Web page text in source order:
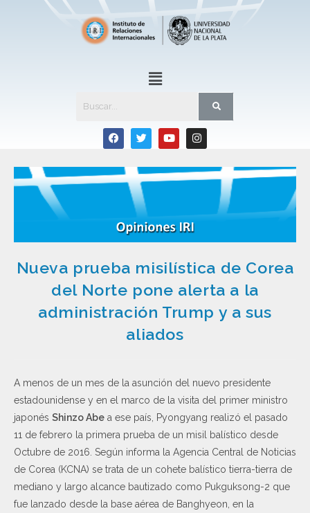
Nueva prueba misilística de Corea
del Norte pone alerta a la
administración Trump y a sus
aliados
A menos de un mes de la asunción del nuevo presidente
estadounidense y en el marco de la visita del primer ministro
japonés Shinzo Abe a ese país, Pyongyang realizó el pasado
11 de febrero la primera prueba de un misil balístico desde
Octubre de 2016. Según informa la Agencia Central de Noticias
de Corea (KCNA) se trata de un cohete balístico tierra-tierra de
mediano y largo alcance bautizado como Pukguksong-2 que
fue lanzado desde la base aérea de Banghyeon, en la